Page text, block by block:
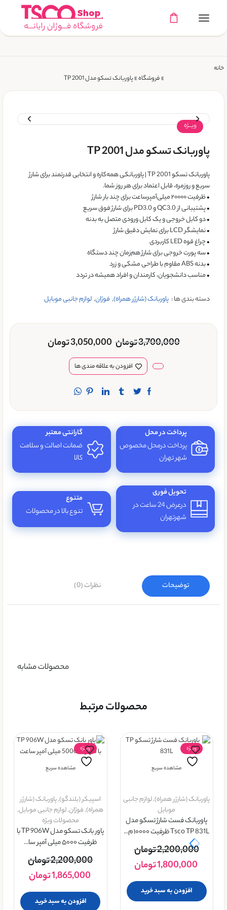
خانه
»فروشگاه»پاوربانک تسکو مدل TP 2001
ویـــژه
پاوربانک تسکو مدل TP 2001
پاوربانک تسکو TP 2001 | پاوربانکی همه‌کاره و انتخابی قدرتمند برای شارژ
سریع و روزمره، قابل اعتماد برای هر روز شما.
• ظرفیت ۲۰۰۰۰ میلی‌آمپرساعت برای چند بار شارژ
• پشتیبانی از QC3.0 و PD3.0 برای شارژ فوق سریع
• دو کابل خروجی و یک کابل ورودی متصل به بدنه
• نمایشگر LCD برای نمایش دقیق شارژ
• چراغ قوه LED کاربردی
• سه پورت خروجی برای شارژ هم‌زمان چند دستگاه
• بدنه ABS مقاوم با طراحی مشکی و زرد
• مناسب دانشجویان، کارمندان و افراد همیشه در تردد
دسته بندی ها : پاوربانک (شارژر همراه), فوژان,لوازم جانبی موبایل
3,700,000تومان 3,050,000تومان
افزودن به علاقه مندی ها
پرداخت در محل
پرداخت درمحل مخصوص
شهر تهران
گارانتی معتبر
ضمانت اصالت و سلامت
کالا
تحویل فوری
درعرض 24 ساعت در
شهرتهران
متنوع
تنوع بالا در محصولات
توضیحات نظرات (0)
محصولات مشابه
محصولات مرتبط
ویــژه
مشاهده سریع
پاوربانک (شارژر همراه),لوازم جانبی
موبایل
پاوربانک فست شارژ تسکو مدل
Tsco TP 831L ظرفیت ۱۰۰۰۰ م...
2,200,000تومان
1,800,000تومان
افزودن به سبد خرید
ویــژه
مشاهده سریع
اسپیکر (بلندگو),پاوربانک (شارژر
همراه),فوژان,لوازم جانبی موبایل,
محصولات ویژه
پاور بانک تسکو مدل TP 906W با
ظرفیت ۵۰۰۰ میلی آمپر سا...
2,200,000تومان
1,865,000تومان
افزودن به سبد خرید